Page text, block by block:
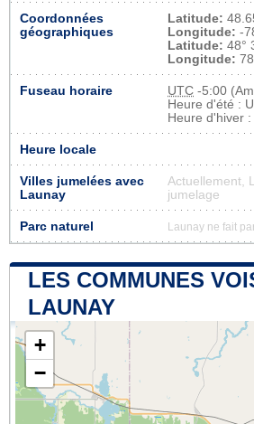
Coordonnées
géographiques
Latitude:
Longitude: -
Latitude: 48°
Longitude:
Fuseau horaire UTC -5:00
Heure d'été :
Heure d'hiver
Heure locale
Villes jumelées avec
Launay
Actuellement,
jumelage
Parc naturel Launay ne fait
LES COMMUNES
LAUNAY
+
−